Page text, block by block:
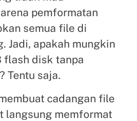
pemformatan
semua file di
Jadi, apakah mungkin
flash disk tanpa
Tentu saja.
cadangan file
langsung memformat